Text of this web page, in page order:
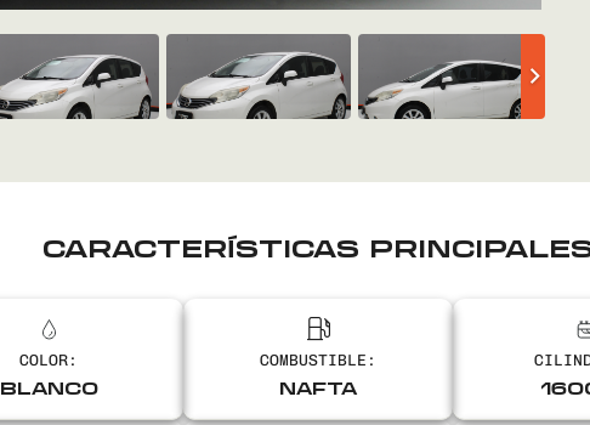
CARACTERÍSTICAS
COLOR:
BLANCO
COMBUSTIBLE:
NAFTA